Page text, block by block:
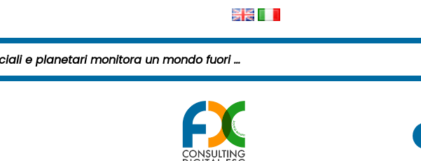
La ciambella dei limiti sociali e planetari monitora un mondo fuori equilibrio